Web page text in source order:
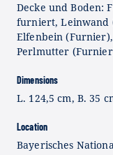
Decke und Boden:
furniert, Leinwand
Elfenbein
Perlmutter
Dimensions
L. 124,5 cm, B. 35
Location
Bayerisches